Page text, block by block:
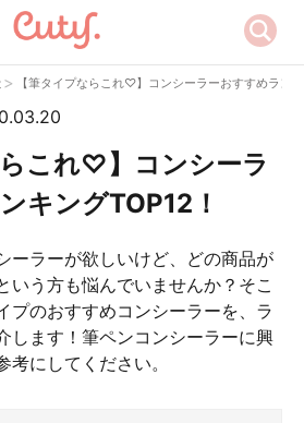
> 【筆タイプならこれ♡】コンシーラーおすすめラン
らこれ♡】コンシーラ
キングTOP12！
ーラーが欲しいけど、どの商品が
いう方も悩んでいませんか？そこ
プのおすすめコンシーラーを、ラ
します！筆ペンコンシーラーに興
にしてください。